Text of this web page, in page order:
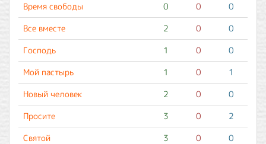
Время свободы
0 0
0
Все вместе
2 0
0
Господь
1 0
0
Мой пастырь
1 0
1
Новый человек
2 0
0
Просите
3 0
2
Святой
3 0 0